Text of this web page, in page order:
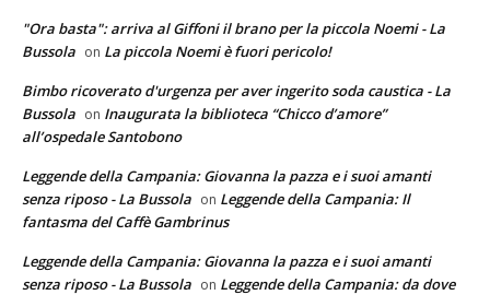
"Ora basta": arriva al Giffoni il brano per la piccola Noemi - La
Bussola on La piccola Noemi è fuori pericolo!
Bimbo ricoverato d'urgenza per aver ingerito soda caustica - La
Bussola on Inaugurata la biblioteca “Chicco d’amore”
all’ospedale Santobono
Leggende della Campania: Giovanna la pazza e i suoi amanti
senza riposo - La Bussola on Leggende della Campania: Il
fantasma del Caffè Gambrinus
Leggende della Campania: Giovanna la pazza e i suoi amanti
senza riposo - La Bussola on Leggende della Campania: da dove